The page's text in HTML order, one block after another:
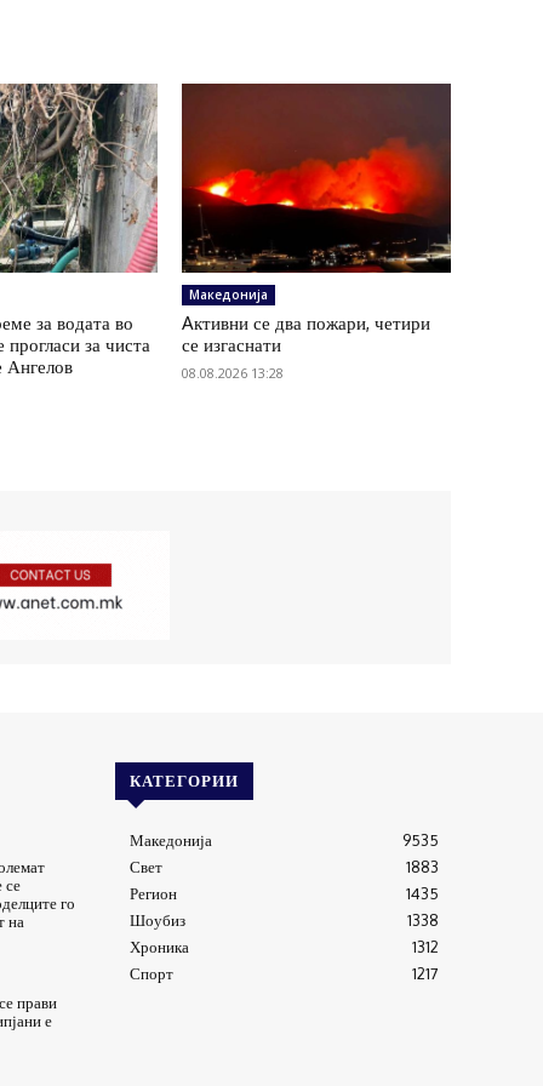
за водата во
прогласи за чиста
Ангелов
Македонија
Aктивни се два пожари, четири
се изгаснати
08.08.2026 13:28
се
го
на
прави
е
КАТЕГОРИИ
Македонија
9535
Свет
1883
Регион
1435
Шоубиз
1338
Хроника
1312
Спорт
1217